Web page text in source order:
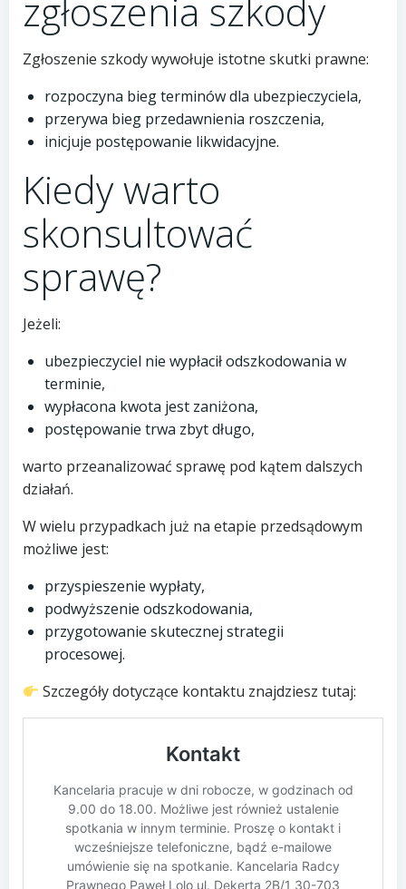
zgłoszenia szkody
Zgłoszenie szkody wywołuje istotne skutki prawne:
rozpoczyna bieg terminów dla ubezpieczyciela,
przerywa bieg przedawnienia roszczenia,
inicjuje postępowanie likwidacyjne.
Kiedy warto
skonsultować
sprawę?
Jeżeli:
ubezpieczyciel nie wypłacił odszkodowania w
terminie,
wypłacona kwota jest zaniżona,
postępowanie trwa zbyt długo,
warto przeanalizować sprawę pod kątem dalszych
działań.
W wielu przypadkach już na etapie przedsądowym
możliwe jest:
przyspieszenie wypłaty,
podwyższenie odszkodowania,
przygotowanie skutecznej strategii
procesowej.
Szczegóły dotyczące kontaktu znajdziesz tutaj: